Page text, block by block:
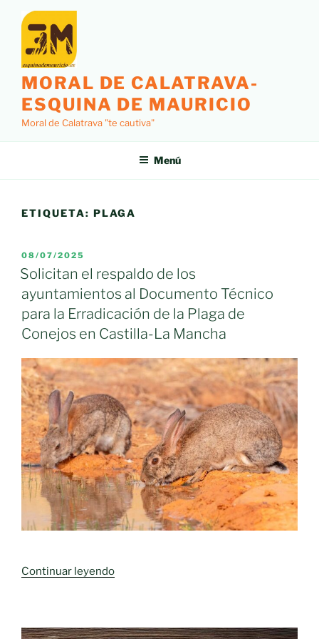
contenido
MORAL DE CALATRAVA-
ESQUINA DE MAURICIO
Moral de Calatrava "te cautiva"
Menú
ETIQUETA: PLAGA
PUBLICADO
EL
08/07/2025
Solicitan el respaldo de los
ayuntamientos al Documento Técnico
para la Erradicación de la Plaga de
Conejos en Castilla-La Mancha
Continuar leyendo«Solicitan